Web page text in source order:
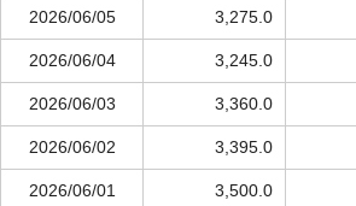
2026/06/05 3,275.0
2026/06/04 3,245.0
2026/06/03 3,360.0
2026/06/02 3,395.0
2026/06/01 3,500.0